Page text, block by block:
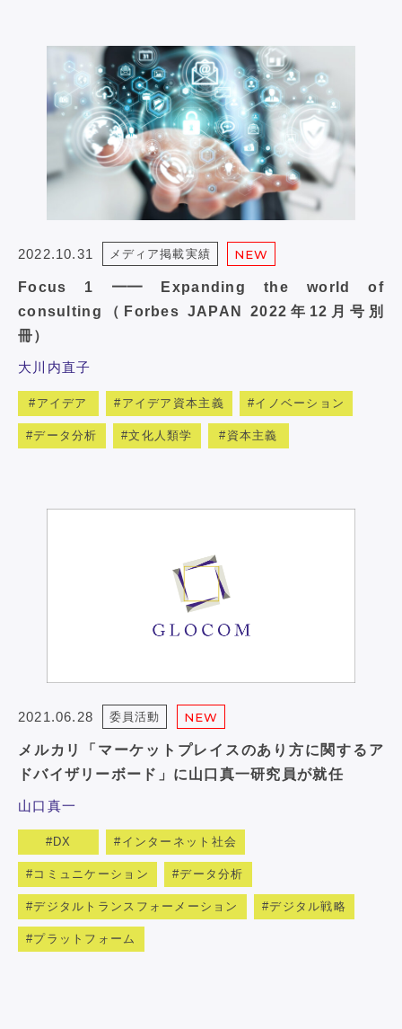
2022.10.31 メディア掲載実績 NEW
Focus 1 ━━ Expanding the world of
consulting（Forbes JAPAN 2022年12月号別
冊）
大川内直子
アイデア アイデア資本主義 イノベーション
データ分析 文化人類学 資本主義
2021.06.28 委員活動 NEW
メルカリ「マーケットプレイスのあり方に関するア
ドバイザリーボード」に山口真一研究員が就任
山口真一
DX インターネット社会
コミュニケーション データ分析
デジタルトランスフォーメーション デジタル戦略
プラットフォーム